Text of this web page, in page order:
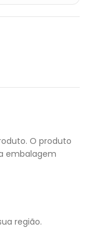
O produto
embalagem
região.